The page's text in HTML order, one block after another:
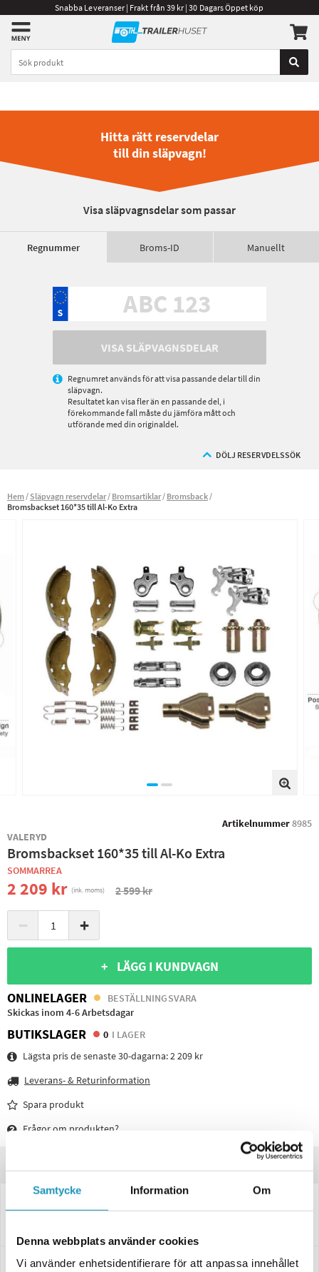
Samtycke Information Om
Denna webbplats använder cookies
Vi använder enhetsidentifierare för att anpassa innehållet
Snabba Leveranser | Frakt från 39 kr | 30 Dagars Öppet köp
Hitta rätt reservdelar
till din släpvagn!
Visa släpvagnsdelar som passar
Regnummer Broms-ID Manuellt
VISA SLÄPVAGNSDELAR
Regnumret används för att visa passande delar till din
släpvagn.
Resultatet kan visa fler än en passande del, i
förekommande fall måste du jämföra mått och
utförande med din originaldel.
DÖLJ RESERVDELSSÖK
Hem Släpvagn reservdelar Bromsartiklar Bromsback
Bromsbackset 160*35 till Al-Ko Extra
Artikelnummer8985
VALERYD
Bromsbackset 160*35 till Al-Ko Extra
SOMMARREA
2 209 kr (ink. moms) 2 599 kr
− +
+ LÄGG I KUNDVAGN
ONLINELAGER
BESTÄLLNINGSVARA
Skickas inom 4-6 Arbetsdagar
BUTIKSLAGER 0 I LAGER
Lägsta pris de senaste 30-dagarna:2 209 kr
Leverans- & Returinformation
Spara produkt
Frågor om produkten?
Bromsbackset 160*35 till Al-Ko Extra
Specifikationer